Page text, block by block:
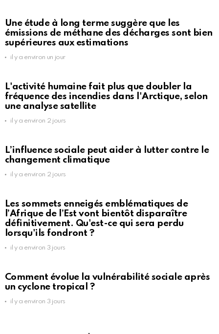
Une étude à long terme suggère que les
émissions de méthane des décharges sont bien
supérieures aux estimations
il y a environ un jour
L'activité humaine fait plus que doubler la
fréquence des incendies dans l'Arctique, selon
une analyse satellite
il y a environ 2 jours
L’influence sociale peut aider à lutter contre le
changement climatique
il y a environ 2 jours
Les sommets enneigés emblématiques de
l’Afrique de l’Est vont bientôt disparaître
définitivement. Qu'est-ce qui sera perdu
lorsqu'ils fondront ?
il y a environ 3 jours
Comment évolue la vulnérabilité sociale après
un cyclone tropical ?
il y a environ 3 jours